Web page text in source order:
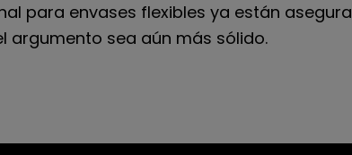
para envases flexibles ya están
argumento sea aún más sólido.